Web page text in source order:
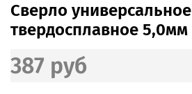
Сверло универсальное
твердосплавное 5,0мм
387 руб